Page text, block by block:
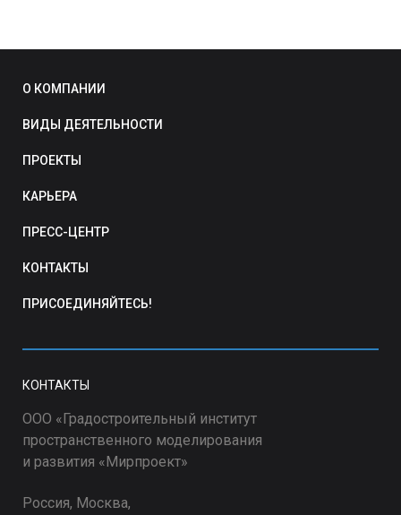
О КОМПАНИИ
ВИДЫ ДЕЯТЕЛЬНОСТИ
ПРОЕКТЫ
КАРЬЕРА
ПРЕСС-ЦЕНТР
КОНТАКТЫ
ПРИСОЕДИНЯЙТЕСЬ!
КОНТАКТЫ
ООО «Градостроительный институт
пространственного моделирования
и развития «Мирпроект»
Россия, Москва,